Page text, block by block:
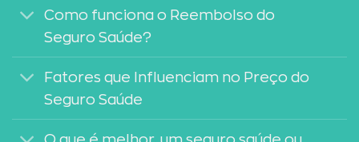
Como funciona o Reembolso do
Seguro Saúde?
Fatores que Influenciam no Preço do
Seguro Saúde